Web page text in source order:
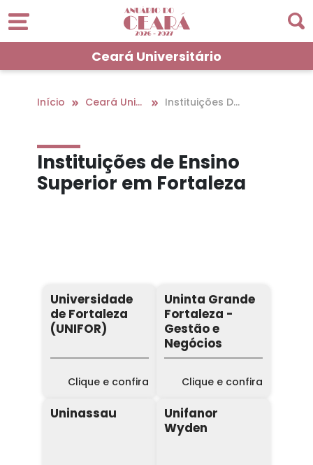
Ceará Universitário
Início Ceará Universitário
Instituições De
Instituições de Ensino
Superior em Fortaleza
Universidade
de Fortaleza
(UNIFOR)
Clique e confira
Uninta Grande
Fortaleza -
Gestão e
Negócios
Clique e confira
Uninassau
Unifanor
Wyden